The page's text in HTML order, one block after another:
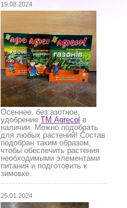
19.08.2024
Осеннее, без азотное,
удобрение ТМ Agrecol в
наличии. Можно подобрать
для любых растений! Состав
подобран таким образом,
чтобы обеспечить растения
необходимыми элементами
питания и подготовить к
зимовке.
25.01.2024